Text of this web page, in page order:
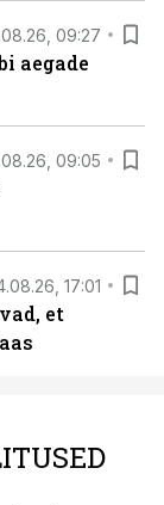
09:27
aegade
09:05
17:01
et